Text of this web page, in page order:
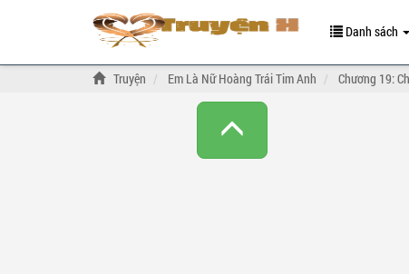
Danh sách
Truyện Em Là Nữ Hoàng Trái Tim Anh Chương 19: